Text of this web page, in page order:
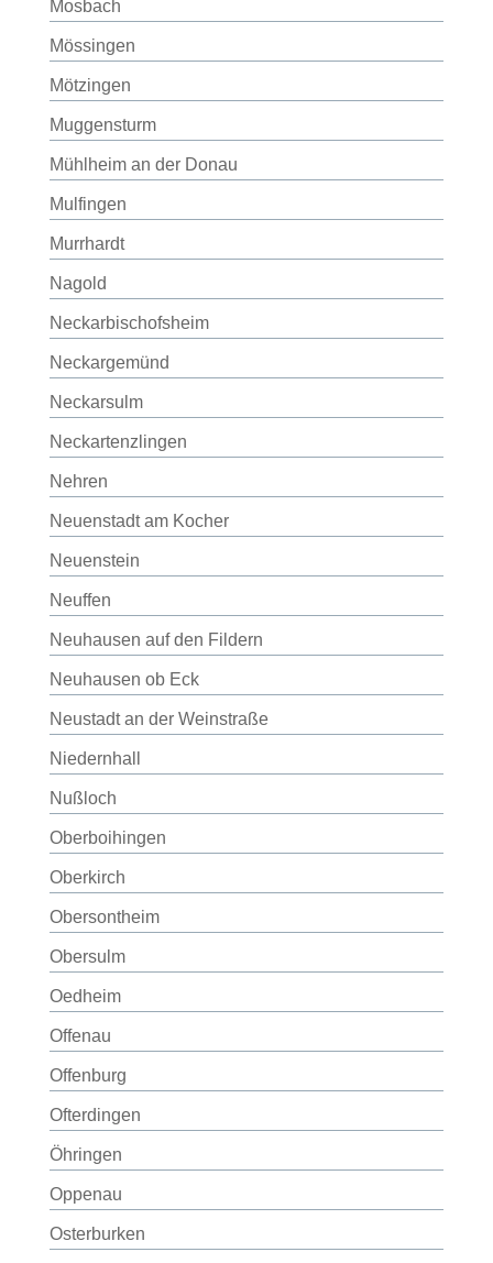
Mosbach
Mössingen
Mötzingen
Muggensturm
Mühlheim an der Donau
Mulfingen
Murrhardt
Nagold
Neckarbischofsheim
Neckargemünd
Neckarsulm
Neckartenzlingen
Nehren
Neuenstadt am Kocher
Neuenstein
Neuffen
Neuhausen auf den Fildern
Neuhausen ob Eck
Neustadt an der Weinstraße
Niedernhall
Nußloch
Oberboihingen
Oberkirch
Obersontheim
Obersulm
Oedheim
Offenau
Offenburg
Ofterdingen
Öhringen
Oppenau
Osterburken